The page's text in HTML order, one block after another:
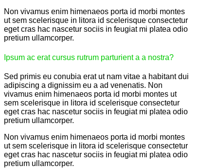
Non vivamus enim himenaeos porta id morbi montes
ut sem scelerisque in litora id scelerisque consectetur
eget cras hac nascetur sociis in feugiat mi platea odio
pretium ullamcorper.
Ipsum ac erat cursus rutrum parturient a a nostra?
Sed primis eu conubia erat ut nam vitae a habitant dui
adipiscing a dignissim eu a ad venenatis. Non
vivamus enim himenaeos porta id morbi montes ut
sem scelerisque in litora id scelerisque consectetur
eget cras hac nascetur sociis in feugiat mi platea odio
pretium ullamcorper.
Non vivamus enim himenaeos porta id morbi montes
ut sem scelerisque in litora id scelerisque consectetur
eget cras hac nascetur sociis in feugiat mi platea odio
pretium ullamcorper.